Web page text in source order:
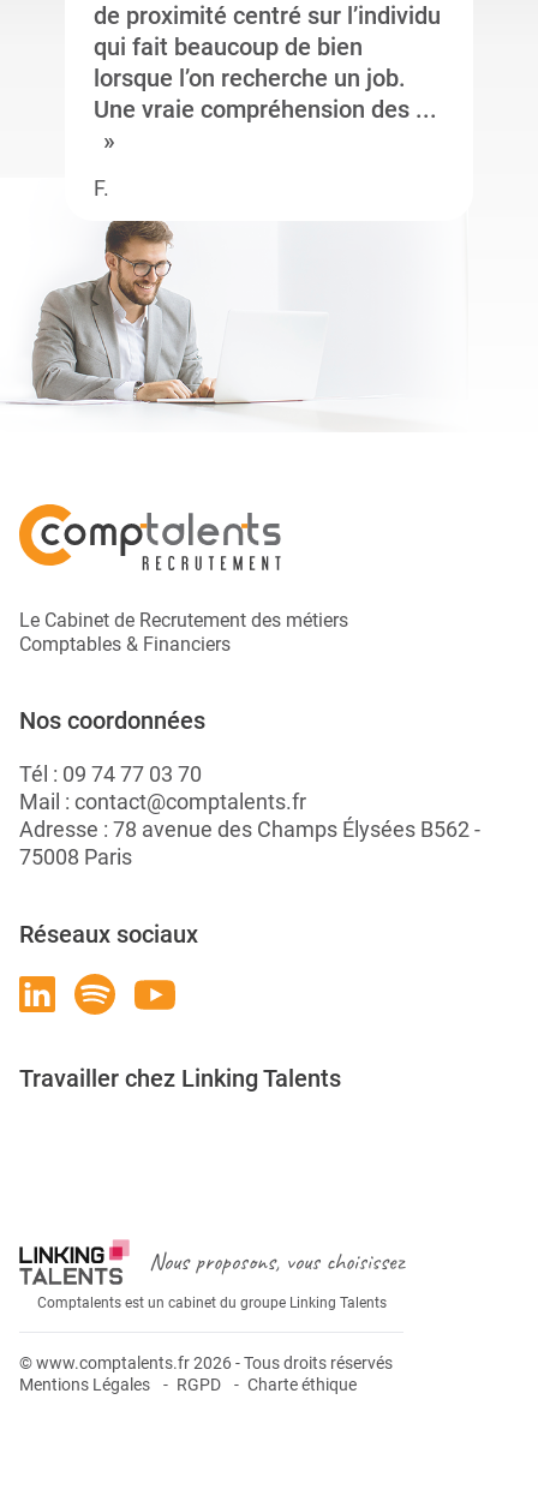
de proximité centré sur l’individu
qui fait beaucoup de bien
lorsque l’on recherche un job.
Une vraie compréhension des ...
F.
Le Cabinet de Recrutement des métiers
Comptables & Financiers
Nos coordonnées
Tél : 09 74 77 03 70
Mail : contact@comptalents.fr
Adresse : 78 avenue des Champs Élysées B562 -
75008 Paris
Réseaux sociaux
Travailler chez Linking Talents
Nous proposons, vous choisissez
Comptalents est un cabinet du groupe Linking Talents
© www.comptalents.fr 2026 - Tous droits réservés
Mentions Légales
RGPD Charte éthique